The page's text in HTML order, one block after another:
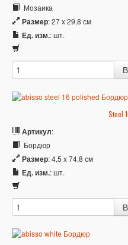
Мозаика
Размер: 27 x 29,8 см
Ед. изм.: шт.
Steel
Артикул:
Бордюр
Размер: 4,5 x 74,8 см
Ед. изм.: шт.